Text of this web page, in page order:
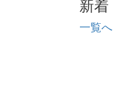
新着
一覧へ